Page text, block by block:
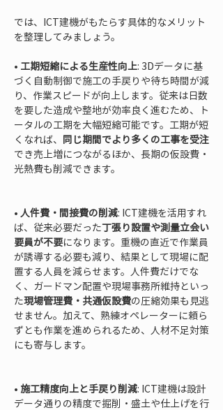
では、ICT建機がもたらす具体的なメリット
を整理してみましょう。
• 工期短縮による生産性向上: 3Dデータに基
づく自動制御で施工の手戻りや待ち時間が減
り、作業スピードが向上します。従来は日数
を要した造成や整地が効率良く進むため、ト
ータルの工期を大幅短縮可能です。工期が短
くなれば、 同じ期間でより多くの工事を受注
でき売上増につながるほか、長期の仮設費・
光熱費も削減できます。
• 人件費・間接費の削減: ICT建機を活用すれ
ば、従来必要だった丁張り設置や測量立会い
要員が不要になります。重機の直近で作業員
が誘導する必要も減り、結果として現場に配
置する人員を減らせます。人件費だけでな
く、ガードマン配置や現場事務所維持といっ
た現場管理費・共通仮設費の圧縮効果も見逃
せません。加えて、熟練オペレーターに頼ら
ずとも作業を進められるため、人材不足対策
にも寄与します。
• 施工精度向上と手戻り削減: ICT建機は設計
データ通りの精度で掘削・盛土や仕上げを行